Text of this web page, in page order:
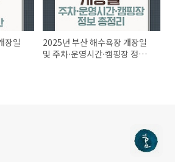
장일
2025년 부산 해수욕장 개장일
및 주차·운영시간·캠핑장 정보